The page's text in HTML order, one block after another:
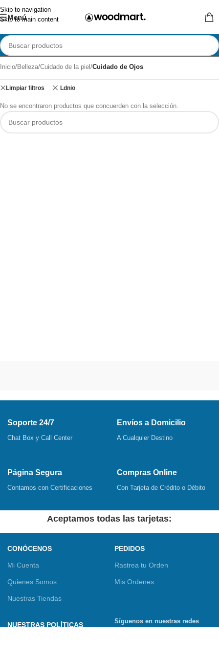
Skip to navigation
Skip to main content
Menú
Inicio/Belleza/Cuidado de la piel /Cuidado de Ojos
Limpiar filtros Ldnio
No se encontraron productos que concuerden con la selección.
Soporte 24/7
Chat Box y Call Center
Envíos a Domicilio
A Cualquier Destino
Página Segura
Contamos con Certificaciones
Compras Online
Con Tarjeta de Crédito o Débito
Aceptamos todas las tarjetas:
CONÓCENOS
Mi Cuenta
Quienes Somos
Nuestras Tiendas
PEDIDOS
Rastrea tu Orden
Mis Ordenes
NUESTRAS POLÍTICAS
Síguenos en nuestras redes